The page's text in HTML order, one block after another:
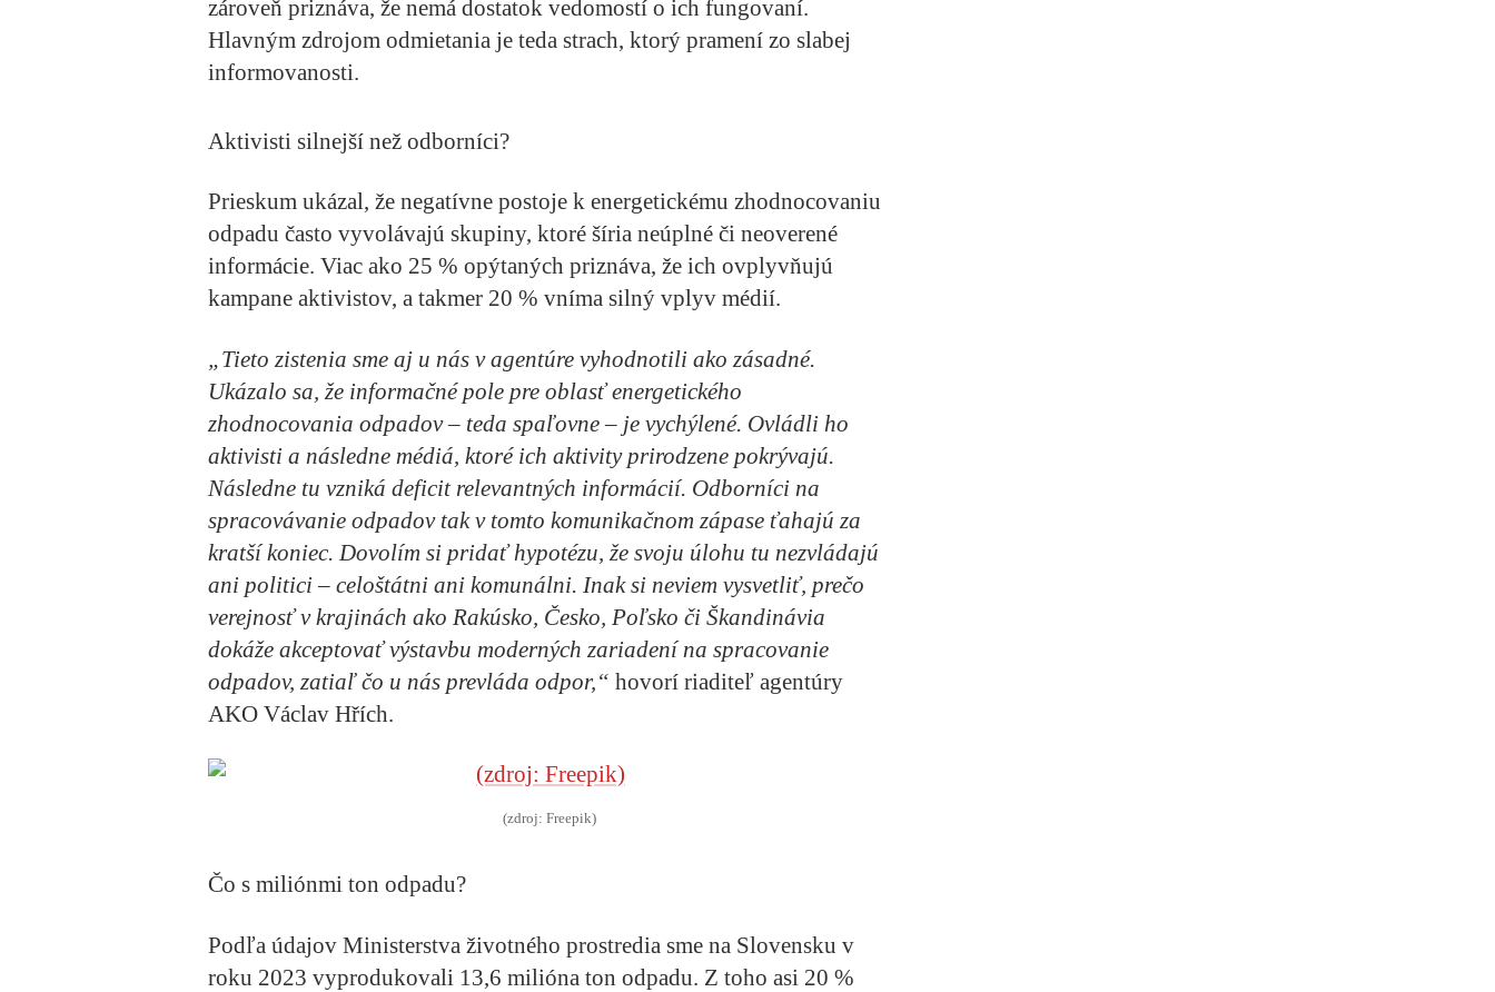
zároveň priznáva, že nemá dostatok vedomostí o ich fungovaní.
Hlavným zdrojom odmietania je teda strach, ktorý pramení zo slabej
informovanosti.
Aktivisti silnejší než odborníci?
Prieskum ukázal, že negatívne postoje k energetickému zhodnocovaniu
odpadu často vyvolávajú skupiny, ktoré šíria neúplné či neoverené
informácie. Viac ako 25 % opýtaných priznáva, že ich ovplyvňujú
kampane aktivistov, a takmer 20 % vníma silný vplyv médií.
„Tieto zistenia sme aj u nás v agentúre vyhodnotili ako zásadné.
Ukázalo sa, že informačné pole pre oblasť energetického
zhodnocovania odpadov – teda spaľovne – je vychýlené. Ovládli ho
aktivisti a následne médiá, ktoré ich aktivity prirodzene pokrývajú.
Následne tu vzniká deficit relevantných informácií. Odborníci na
spracovávanie odpadov tak v tomto komunikačnom zápase ťahajú za
kratší koniec. Dovolím si pridať hypotézu, že svoju úlohu tu nezvládajú
ani politici – celoštátni ani komunálni. Inak si neviem vysvetliť, prečo
verejnosť v krajinách ako Rakúsko, Česko, Poľsko či Škandinávia
dokáže akceptovať výstavbu moderných zariadení na spracovanie
odpadov, zatiaľ čo u nás prevláda odpor,“ hovorí riaditeľ agentúry
AKO Václav Hřích.
(zdroj: Freepik)
Čo s miliónmi ton odpadu?
Podľa údajov Ministerstva životného prostredia sme na Slovensku v
roku 2023 vyprodukovali 13,6 milióna ton odpadu. Z toho asi 20 %